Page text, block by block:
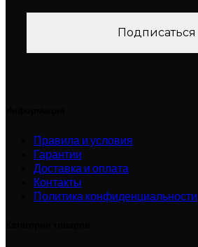
Правила и условия
Гарантии
Доставка и оплата
Контакты
Политика конфиденциальности